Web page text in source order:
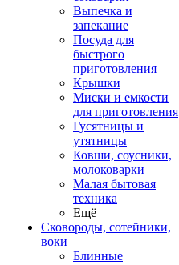
Выпечка и
запекание
Посуда для
быстрого
приготовления
Крышки
Миски и емкости
для приготовления
Гусятницы и
утятницы
Ковши, соусники,
молоковарки
Малая бытовая
техника
Ещё
Сковороды, сотейники,
воки
Блинные